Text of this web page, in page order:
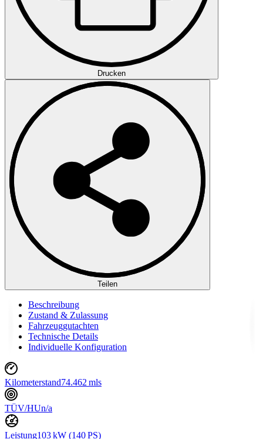
Drucken
Teilen
Beschreibung
Zustand & Zulassung
Fahrzeuggutachten
Technische Details
Individuelle Konfiguration
Kilometerstand74.462 mls
TÜV/HUn/a
Leistung103 kW (140 PS)